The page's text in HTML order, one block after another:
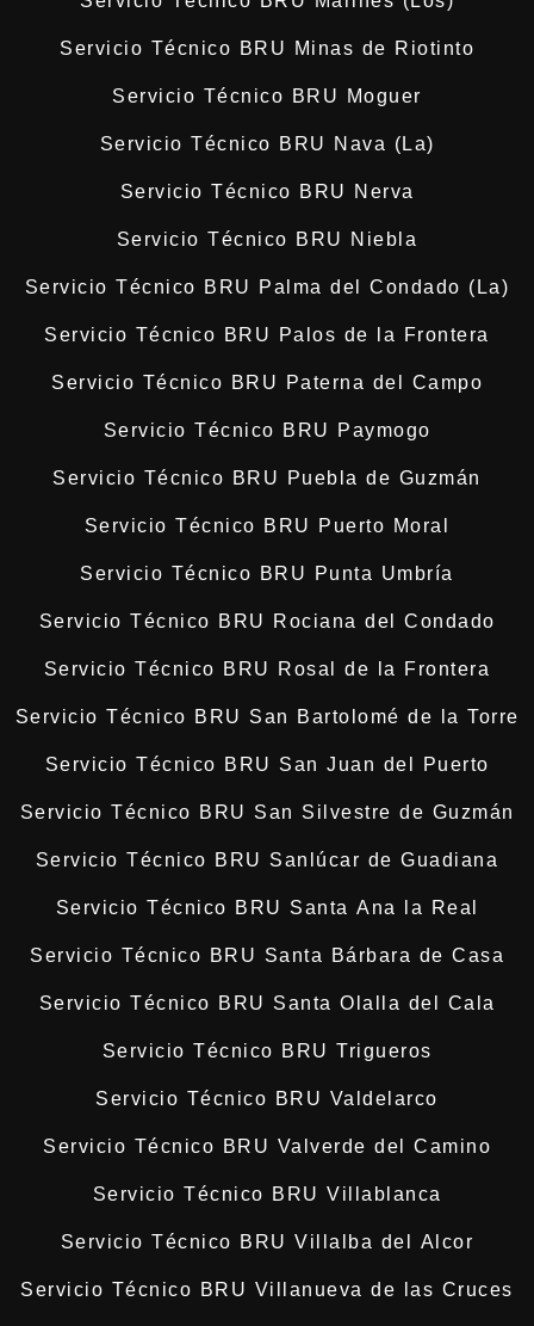
Servicio Técnico BRU Minas de Riotinto
Servicio Técnico BRU Moguer
Servicio Técnico BRU Nava (La)
Servicio Técnico BRU Nerva
Servicio Técnico BRU Niebla
Servicio Técnico BRU Palma del Condado (La)
Servicio Técnico BRU Palos de la Frontera
Servicio Técnico BRU Paterna del Campo
Servicio Técnico BRU Paymogo
Servicio Técnico BRU Puebla de Guzmán
Servicio Técnico BRU Puerto Moral
Servicio Técnico BRU Punta Umbría
Servicio Técnico BRU Rociana del Condado
Servicio Técnico BRU Rosal de la Frontera
Servicio Técnico BRU San Bartolomé de la Torre
Servicio Técnico BRU San Juan del Puerto
Servicio Técnico BRU San Silvestre de Guzmán
Servicio Técnico BRU Sanlúcar de Guadiana
Servicio Técnico BRU Santa Ana la Real
Servicio Técnico BRU Santa Bárbara de Casa
Servicio Técnico BRU Santa Olalla del Cala
Servicio Técnico BRU Trigueros
Servicio Técnico BRU Valdelarco
Servicio Técnico BRU Valverde del Camino
Servicio Técnico BRU Villablanca
Servicio Técnico BRU Villalba del Alcor
Servicio Técnico BRU Villanueva de las Cruces